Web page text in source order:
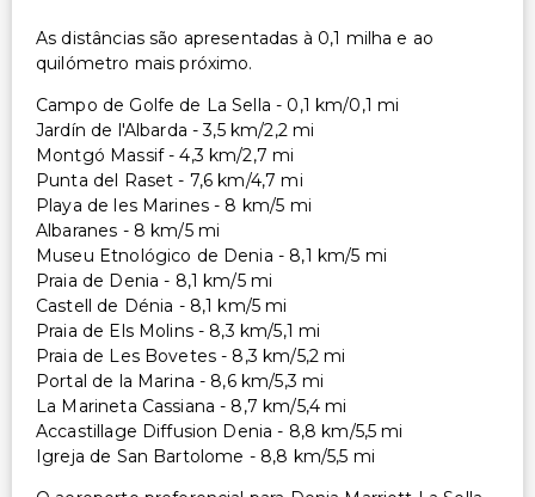
As distâncias são apresentadas à 0,1 milha e ao
quilómetro mais próximo.
Campo de Golfe de La Sella - 0,1 km/0,1 mi
Jardín de l'Albarda - 3,5 km/2,2 mi
Montgó Massif - 4,3 km/2,7 mi
Punta del Raset - 7,6 km/4,7 mi
Playa de les Marines - 8 km/5 mi
Albaranes - 8 km/5 mi
Museu Etnológico de Denia - 8,1 km/5 mi
Praia de Denia - 8,1 km/5 mi
Castell de Dénia - 8,1 km/5 mi
Praia de Els Molins - 8,3 km/5,1 mi
Praia de Les Bovetes - 8,3 km/5,2 mi
Portal de la Marina - 8,6 km/5,3 mi
La Marineta Cassiana - 8,7 km/5,4 mi
Accastillage Diffusion Denia - 8,8 km/5,5 mi
Igreja de San Bartolome - 8,8 km/5,5 mi